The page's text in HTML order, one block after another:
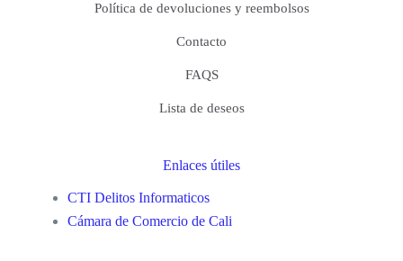
Política de devoluciones y reembolsos
Contacto
FAQS
Lista de deseos
Enlaces útiles
CTI Delitos Informaticos
Cámara de Comercio de Cali